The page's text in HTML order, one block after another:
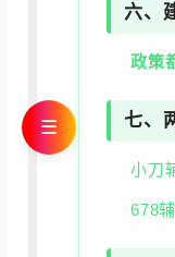
六、
政策
七、
小刀
678
☰